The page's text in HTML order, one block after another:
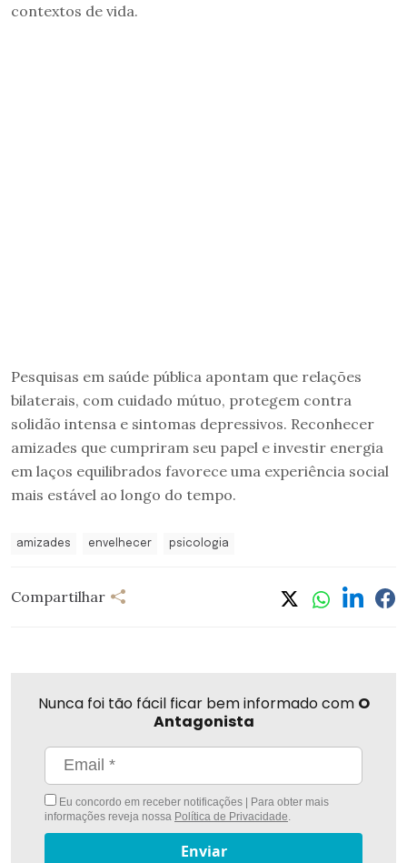
contextos de vida.
Pesquisas em saúde pública apontam que relações
bilaterais, com cuidado mútuo, protegem contra
solidão intensa e sintomas depressivos. Reconhecer
amizades que cumpriram seu papel e investir energia
em laços equilibrados favorece uma experiência social
mais estável ao longo do tempo.
amizades envelhecer psicologia
Compartilhar
Nunca foi tão fácil ficar bem informado com O
Antagonista
Eu concordo em receber notificações | Para obter mais
informações reveja nossa Política de Privacidade
Enviar